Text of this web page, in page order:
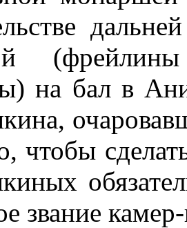
на бал в
чтобы
звание